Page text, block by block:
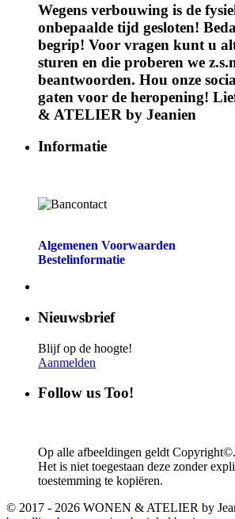
Wegens verbouwing is de
onbepaalde tijd gesloten!
begrip! Voor vragen kunt u
sturen en die proberen we
beantwoorden. Hou onze
gaten voor de heropening!
& ATELIER by Jeanien
Informatie
Algemenen Voorwaarden
Bestelinformatie
Nieuwsbrief
Blijf op de hoogte!
Aanmelden
Follow us Too!
Op alle afbeeldingen geldt Copyright©.
Het is niet toegestaan deze zonder
toestemming te kopiëren.
© 2017 - 2026 WONEN & ATELIER by